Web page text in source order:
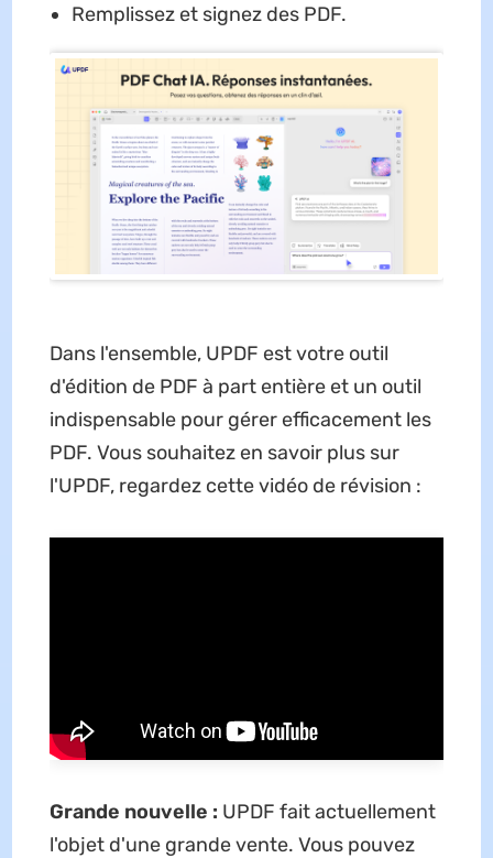
Remplissez et signez des PDF.
Dans l'ensemble, UPDF est votre outil
d'édition de PDF à part entière et un outil
indispensable pour gérer efficacement les
PDF. Vous souhaitez en savoir plus sur
l'UPDF, regardez cette vidéo de révision :
Grande nouvelle : UPDF fait actuellement
l'objet d'une grande vente. Vous pouvez